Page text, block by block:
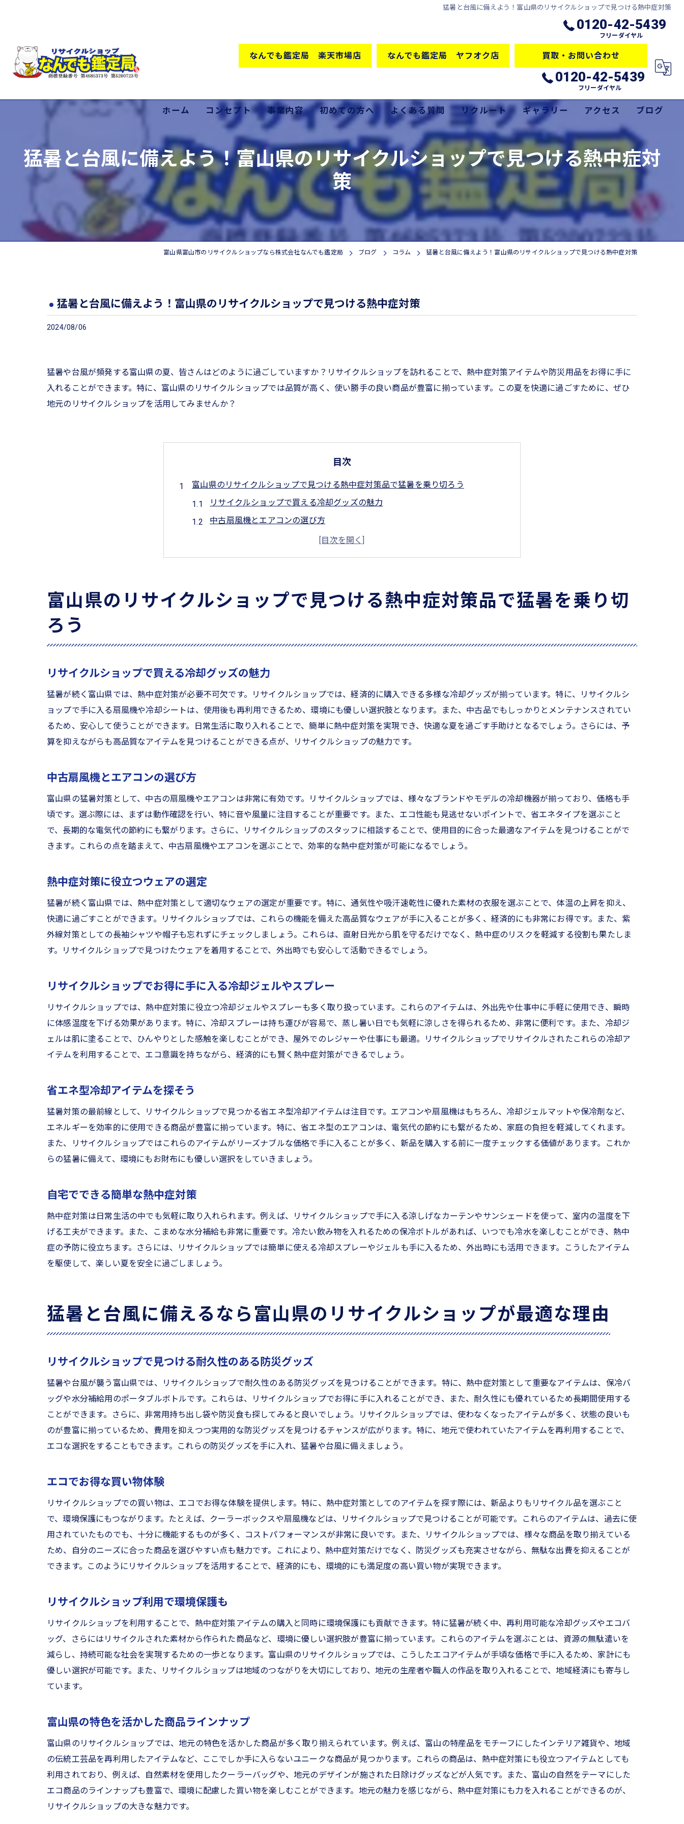
猛暑と台風に備えよう！富山県のリサイクルショップで見つける熱中症対策
0120-42-5439
フリーダイヤル
なんでも鑑定局 楽天市場店 なんでも鑑定局 ヤフオク店 買取・お問い合わせ
0120-42-5439
フリーダイヤル
ホーム コンセプト
低価格の秘密
事業内容
買取
販売
出張買取
家具
初めての方へ よくある質問 リクルート ギャラリー
サービス
アクセス ブログ
コラム
猛暑と台風に備えよう！富山県のリサイクルショップで見つける熱中症対
策
富山県富山市のリサイクルショップなら株式会社なんでも鑑定局 ブログ コラム 猛暑と台風に備えよう！富山県のリサイクルショップで見つける熱中症対策
猛暑と台風に備えよう！富山県のリサイクルショップで見つける熱中症対策
2024/08/06
猛暑や台風が頻発する富山県の夏、皆さんはどのように過ごしていますか？リサイクルショップを訪れることで、熱中症対策アイテムや防災用品をお得に手に
入れることができます。特に、富山県のリサイクルショップでは品質が高く、使い勝手の良い商品が豊富に揃っています。この夏を快適に過ごすために、ぜひ
地元のリサイクルショップを活用してみませんか？
目次
富山県のリサイクルショップで見つける熱中症対策品で猛暑を乗り切ろう
リサイクルショップで買える冷却グッズの魅力
中古扇風機とエアコンの選び方
熱中症対策に役立つウェアの選定
リサイクルショップでお得に手に入る冷却ジェルやスプレー
自宅でできる簡単な熱中症対策
猛暑と台風に備えるなら富山県のリサイクルショップが最適な理由
エコでお得な買い物体験
富山県の特色を活かした商品ラインナップ
リサイクルショップで得られる安心感
地元のリサイクルショップを応援しよう
熱中症対策グッズの再利用方法
日差し対策グッズもリサイクルショップで
停電時に役立つ熱中症対策グッズ
中古の緊急避難用品の選び方
雨天でも使える冷却グッズ
猛暑と台風のシーズン、富山県のリサイクルショップで賢く防災対策
防災用品をリサイクルショップで揃える理由
中古の防災グッズの選び方
リサイクルショップで手に入る避難用品
家庭での防災対策と熱中症対策のコツ
富山県の夏を快適に過ごすための熱中症対策アイテムをリサイクルショップで探そう
おすすめの冷却グッズの選び方
リサイクルショップで見つけるサマーファッション
日陰を作るためのアイテム
リサイクルショップで手に入る飲料保管アイテム
リサイクルショップで見つける富山県の猛暑対策アイテムの魅力
中古でも高品質な熱中症対策グッズ
コスパ抜群の冷却アイテム
リサイクルショップで手に入る家庭用冷却器具
富山県ならではの冷却アイテム
富山県のリサイクルショップで揃える熱中症対策と災害対策
リサイクルショップで見つける避難グッズ
中古の防災用品とその選び方
富山県のリサイクルショップ活用法
エコな熱中症対策で地球にも優しく
富山県のリサイクルショップで見つける熱中症対策品で猛暑を乗り切
ろう
リサイクルショップで買える冷却グッズの魅力
猛暑が続く富山県では、熱中症対策が必要不可欠です。リサイクルショップでは、経済的に購入できる多様な冷却グッズが揃っています。特に、リサイクルシ
ョップで手に入る扇風機や冷却シートは、使用後も再利用できるため、環境にも優しい選択肢となります。また、中古品でもしっかりとメンテナンスされてい
るため、安心して使うことができます。日常生活に取り入れることで、簡単に熱中症対策を実現でき、快適な夏を過ごす手助けとなるでしょう。さらには、予
算を抑えながらも高品質なアイテムを見つけることができる点が、リサイクルショップの魅力です。
中古扇風機とエアコンの選び方
富山県の猛暑対策として、中古の扇風機やエアコンは非常に有効です。リサイクルショップでは、様々なブランドやモデルの冷却機器が揃っており、価格も手
頃です。選ぶ際には、まずは動作確認を行い、特に音や風量に注目することが重要です。また、エコ性能も見逃せないポイントで、省エネタイプを選ぶこと
で、長期的な電気代の節約にも繋がります。さらに、リサイクルショップのスタッフに相談することで、使用目的に合った最適なアイテムを見つけることがで
きます。これらの点を踏まえて、中古扇風機やエアコンを選ぶことで、効率的な熱中症対策が可能になるでしょう。
熱中症対策に役立つウェアの選定
猛暑が続く富山県では、熱中症対策として適切なウェアの選定が重要です。特に、通気性や吸汗速乾性に優れた素材の衣服を選ぶことで、体温の上昇を抑え、
快適に過ごすことができます。リサイクルショップでは、これらの機能を備えた高品質なウェアが手に入ることが多く、経済的にも非常にお得です。また、紫
外線対策としての長袖シャツや帽子も忘れずにチェックしましょう。これらは、直射日光から肌を守るだけでなく、熱中症のリスクを軽減する役割も果たしま
す。リサイクルショップで見つけたウェアを着用することで、外出時でも安心して活動できるでしょう。
リサイクルショップでお得に手に入る冷却ジェルやスプレー
リサイクルショップでは、熱中症対策に役立つ冷却ジェルやスプレーも多く取り扱っています。これらのアイテムは、外出先や仕事中に手軽に使用でき、瞬時
に体感温度を下げる効果があります。特に、冷却スプレーは持ち運びが容易で、蒸し暑い日でも気軽に涼しさを得られるため、非常に便利です。また、冷却ジ
ェルは肌に塗ることで、ひんやりとした感触を楽しむことができ、屋外でのレジャーや仕事にも最適。リサイクルショップでリサイクルされたこれらの冷却ア
イテムを利用することで、エコ意識を持ちながら、経済的にも賢く熱中症対策ができるでしょう。
省エネ型冷却アイテムを探そう
猛暑対策の最前線として、リサイクルショップで見つかる省エネ型冷却アイテムは注目です。エアコンや扇風機はもちろん、冷却ジェルマットや保冷剤など、
エネルギーを効率的に使用できる商品が豊富に揃っています。特に、省エネ型のエアコンは、電気代の節約にも繋がるため、家庭の負担を軽減してくれます。
また、リサイクルショップではこれらのアイテムがリーズナブルな価格で手に入ることが多く、新品を購入する前に一度チェックする価値があります。これか
らの猛暑に備えて、環境にもお財布にも優しい選択をしていきましょう。
自宅でできる簡単な熱中症対策
熱中症対策は日常生活の中でも気軽に取り入れられます。例えば、リサイクルショップで手に入る涼しげなカーテンやサンシェードを使って、室内の温度を下
げる工夫ができます。また、こまめな水分補給も非常に重要です。冷たい飲み物を入れるための保冷ボトルがあれば、いつでも冷水を楽しむことができ、熱中
症の予防に役立ちます。さらには、リサイクルショップでは簡単に使える冷却スプレーやジェルも手に入るため、外出時にも活用できます。こうしたアイテム
を駆使して、楽しい夏を安全に過ごしましょう。
猛暑と台風に備えるなら富山県のリサイクルショップが最適な理由
リサイクルショップで見つける耐久性のある防災グッズ
猛暑や台風が襲う富山県では、リサイクルショップで耐久性のある防災グッズを見つけることができます。特に、熱中症対策として重要なアイテムは、保冷バ
ッグや水分補給用のポータブルボトルです。これらは、リサイクルショップでお得に手に入れることができ、また、耐久性にも優れているため長期間使用する
ことができます。さらに、非常用持ち出し袋や防災食も探してみると良いでしょう。リサイクルショップでは、使わなくなったアイテムが多く、状態の良いも
のが豊富に揃っているため、費用を抑えつつ実用的な防災グッズを見つけるチャンスが広がります。特に、地元で使われていたアイテムを再利用することで、
エコな選択をすることもできます。これらの防災グッズを手に入れ、猛暑や台風に備えましょう。
エコでお得な買い物体験
リサイクルショップでの買い物は、エコでお得な体験を提供します。特に、熱中症対策としてのアイテムを探す際には、新品よりもリサイクル品を選ぶこと
で、環境保護にもつながります。たとえば、クーラーボックスや扇風機などは、リサイクルショップで見つけることが可能です。これらのアイテムは、過去に使
用されていたものでも、十分に機能するものが多く、コストパフォーマンスが非常に良いです。また、リサイクルショップでは、様々な商品を取り揃えている
ため、自分のニーズに合った商品を選びやすい点も魅力です。これにより、熱中症対策だけでなく、防災グッズも充実させながら、無駄な出費を抑えることが
できます。このようにリサイクルショップを活用することで、経済的にも、環境的にも満足度の高い買い物が実現できます。
リサイクルショップ利用で環境保護も
リサイクルショップを利用することで、熱中症対策アイテムの購入と同時に環境保護にも貢献できます。特に猛暑が続く中、再利用可能な冷却グッズやエコバ
ッグ、さらにはリサイクルされた素材から作られた商品など、環境に優しい選択肢が豊富に揃っています。これらのアイテムを選ぶことは、資源の無駄遣いを
減らし、持続可能な社会を実現するための一歩となります。富山県のリサイクルショップでは、こうしたエコアイテムが手頃な価格で手に入るため、家計にも
優しい選択が可能です。また、リサイクルショップは地域のつながりを大切にしており、地元の生産者や職人の作品を取り入れることで、地域経済にも寄与し
ています。
富山県の特色を活かした商品ラインナップ
富山県のリサイクルショップでは、地元の特色を活かした商品が多く取り揃えられています。例えば、富山の特産品をモチーフにしたインテリア雑貨や、地域
の伝統工芸品を再利用したアイテムなど、ここでしか手に入らないユニークな商品が見つかります。これらの商品は、熱中症対策にも役立つアイテムとしても
利用されており、例えば、自然素材を使用したクーラーバッグや、地元のデザインが施された日除けグッズなどが人気です。また、富山の自然をテーマにした
エコ商品のラインナップも豊富で、環境に配慮した買い物を楽しむことができます。地元の魅力を感じながら、熱中症対策にも力を入れることができるのが、
リサイクルショップの大きな魅力です。